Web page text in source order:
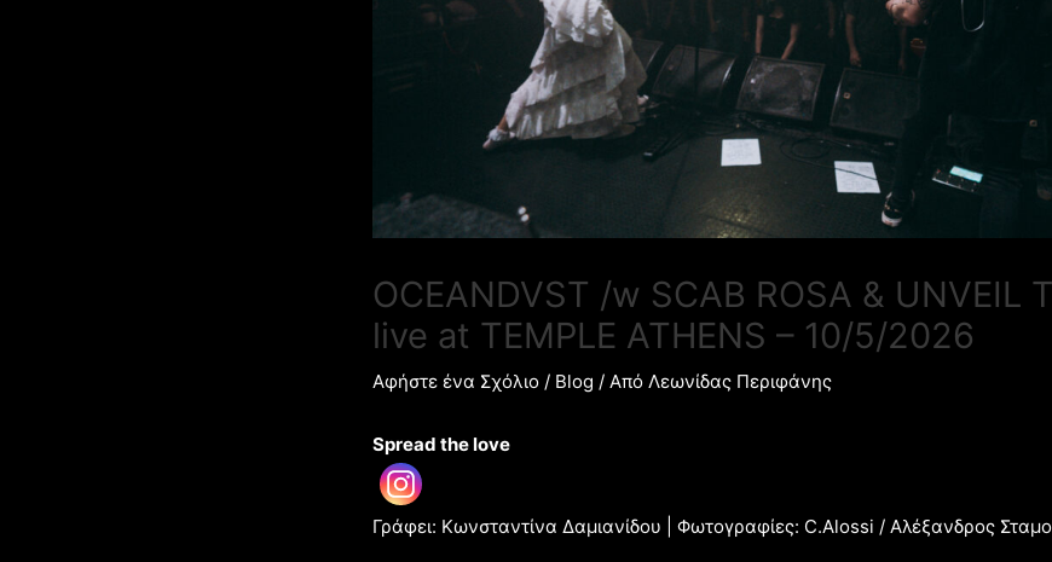
OCEANDVST /w SCAB ROSA & UNVEIL
live at TEMPLE ATHENS – 10/5/2026
Αφήστε ένα Σχόλιο / Blog / Από Λεωνίδας Περιφάνης
Spread the love
Γράφει: Κωνσταντίνα Δαμιανίδου | Φωτογραφίες: C.Alossi / Αλέξανδρος